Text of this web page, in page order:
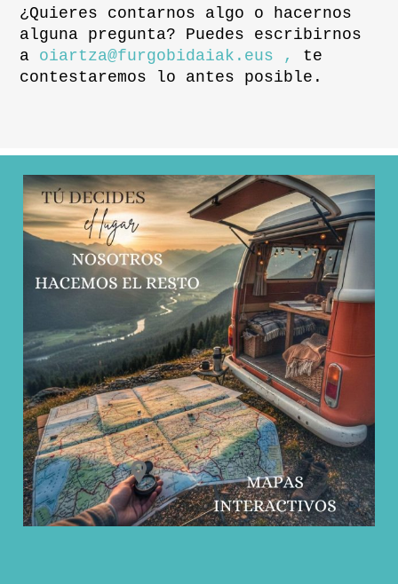
¿Quieres contarnos algo o hacernos
alguna pregunta? Puedes escribirnos
a oiartza@furgobidaiak.eus ,
te
contestaremos lo antes posible.